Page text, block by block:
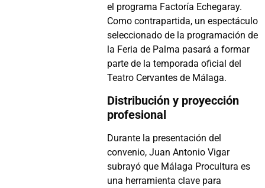
el programa Factoría Echegaray.
Como contrapartida, un espectáculo
seleccionado de la programación de
la Feria de Palma pasará a formar
parte de la temporada oficial del
Teatro Cervantes de Málaga.
Distribución y proyección
profesional
Durante la presentación del
convenio, Juan Antonio Vigar
subrayó que Málaga Procultura es
una herramienta clave para